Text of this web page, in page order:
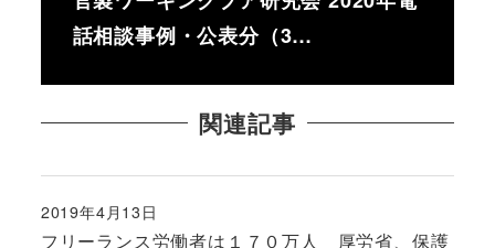
話相談事例・公表分（3…
関連記事
フリーランス労働者は１７０万人 厚労省、保護
投稿日
2019年4月13日